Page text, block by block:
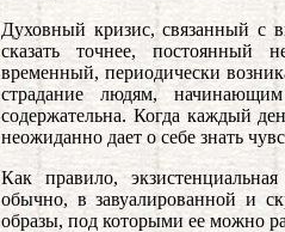
Духовный кризис, связанный с
сказать точнее, постоянный
временный, периодически
страдание людям,
содержательна. Когда каждый
неожиданно дает о себе знать
Как правило,
обычно, в завуалированной и
образы, под которыми ее можно